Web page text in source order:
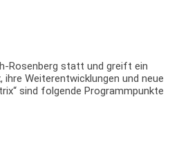
Rosenberg statt und greift ein
Weiterentwicklungen und neue
sind folgende Programmpunkte